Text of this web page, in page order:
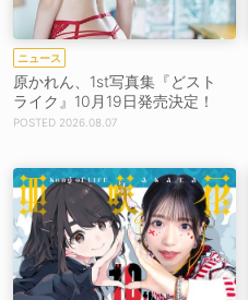
ニュース
原かれん、1st写真集『どスト
ライク』10月19日発売決定！
2026.08.07